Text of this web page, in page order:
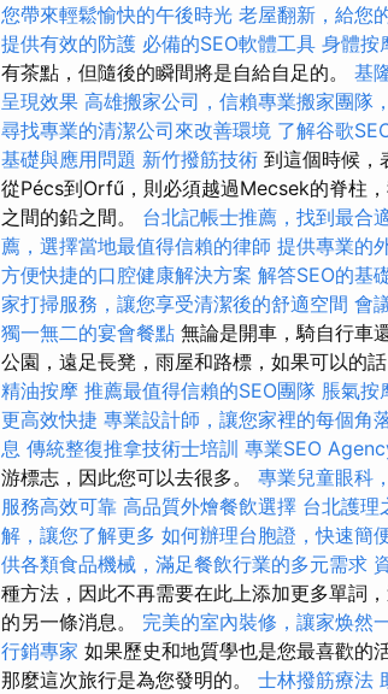
您帶來輕鬆愉快的午後時光 老屋翻新，給您
提供有效的防護 必備的SEO軟體工具 身體按
有茶點，但隨後的瞬間將是自給自足的。 基
呈現效果 高雄搬家公司，信賴專業搬家團隊
尋找專業的清潔公司來改善環境 了解谷歌
基礎與應用問題 新竹撥筋技術 到這個時候，
從Pécs到Orfű，則必須越過Mecsek的脊柱
之間的鉛之間。 台北記帳士推薦，找到最合
薦，選擇當地最值得信賴的律師 提供專業的
方便快捷的口腔健康解決方案 解答SEO的基
家打掃服務，讓您享受清潔後的舒適空間 會
獨一無二的宴會餐點 無論是開車，騎自行車
公園，遠足長凳，雨屋和路標，如果可以的
精油按摩 推薦最值得信賴的SEO團隊 脹氣按
更高效快捷 專業設計師，讓您家裡的每個角
息 傳統整復推拿技術士培訓 專業SEO
游標志，因此您可以去很多。 專業兒童眼科
服務高效可靠 高品質外燴餐飲選擇 台北護理
解，讓您了解更多 如何辦理台胞證，快速簡
供各類食品機械，滿足餐飲行業的多元需求
種方法，因此不再需要在此上添加更多單詞
的另一條消息。 完美的室內裝修，讓家焕然
行銷專家 如果歷史和地質學也是您最喜歡的
那麼這次旅行是為您發明的。 士林撥筋療法